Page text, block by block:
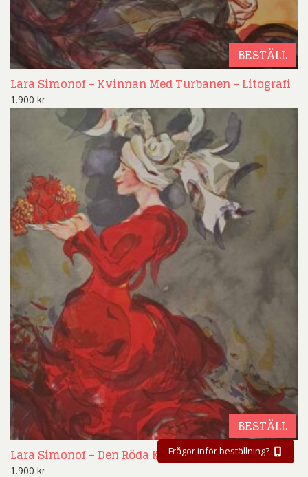
BESTÄLL
Lara Simonof – Kvinnan Med Turbanen – Litografi
1.900 kr
BESTÄLL
Lara Simonof – Den Röda Klänningen – Litografi
1.900 kr
Frågor inför beställning?